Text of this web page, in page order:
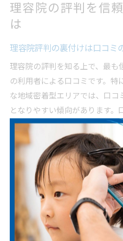
理容院の評判を信
は
理容院評判の裏付けは口コミ
理容院の評判を知る上で、最も
の利用者による口コミです。特
な地域密着型エリアでは、口
となりやすい傾向があります。
「技術力」「店内の清潔感」
かる具体的な評価ポイントが
例えば「スタッフが親身に希望
通りのヘアスタイルになった」
質を判断する材料になります
った」「仕上がりに不満があ
に注意点として把握できます
ことで、表面的な評判だけでな